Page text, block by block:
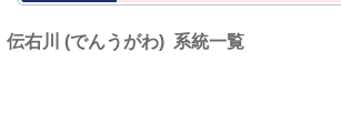
伝右川 (でんうがわ) 系統一覧